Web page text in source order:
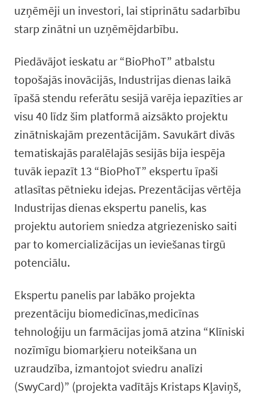
uzņēmēji un investori, lai stiprinātu sadarbību
starp zinātni un uzņēmējdarbību.
Piedāvājot ieskatu ar “BioPhoT” atbalstu
topošajās inovācijās, Industrijas dienas laikā
īpašā stendu referātu sesijā varēja iepazīties ar
visu 40 līdz šim platformā aizsākto projektu
zinātniskajām prezentācijām. Savukārt divās
tematiskajās paralēlajās sesijās bija iespēja
tuvāk iepazīt 13 “BioPhoT” ekspertu īpaši
atlasītas pētnieku idejas. Prezentācijas vērtēja
Industrijas dienas ekspertu panelis, kas
projektu autoriem sniedza atgriezenisko saiti
par to komercializācijas un ieviešanas tirgū
potenciālu.
Ekspertu panelis par labāko projekta
prezentāciju biomedicīnas,medicīnas
tehnoloģiju un farmācijas jomā atzina “Klīniski
nozīmīgu biomarķieru noteikšana un
uzraudzība, izmantojot sviedru analīzi
(SwyCard)” (projekta vadītājs Kristaps Kļaviņš,